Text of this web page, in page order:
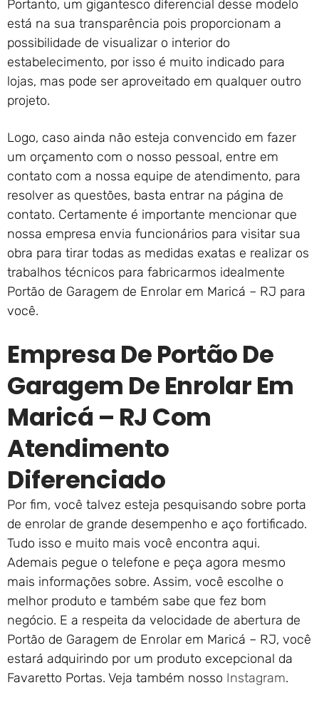
Portanto, um gigantesco diferencial desse modelo
está na sua transparência pois proporcionam a
possibilidade de visualizar o interior do
estabelecimento, por isso é muito indicado para
lojas, mas pode ser aproveitado em qualquer outro
projeto.
Logo, caso ainda não esteja convencido em fazer
um orçamento com o nosso pessoal, entre em
contato com a nossa equipe de atendimento, para
resolver as questões, basta entrar na página de
contato. Certamente é importante mencionar que
nossa empresa envia funcionários para visitar sua
obra para tirar todas as medidas exatas e realizar os
trabalhos técnicos para fabricarmos idealmente
Portão de Garagem de Enrolar em Maricá – RJ para
você.
Empresa De Portão De
Garagem De Enrolar Em
Maricá – RJ Com
Atendimento
Diferenciado
Por fim, você talvez esteja pesquisando sobre porta
de enrolar de grande desempenho e aço fortificado.
Tudo isso e muito mais você encontra aqui.
Ademais pegue o telefone e peça agora mesmo
mais informações sobre. Assim, você escolhe o
melhor produto e também sabe que fez bom
negócio. E a respeita da velocidade de abertura de
Portão de Garagem de Enrolar em Maricá – RJ, você
estará adquirindo por um produto excepcional da
Favaretto Portas. Veja também nosso Instagram.